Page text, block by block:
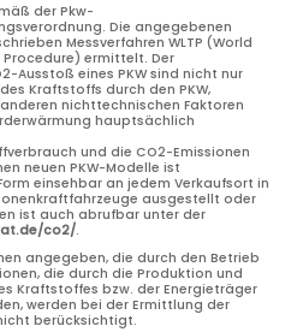
der Pkw-
Die angegebenen
Messverfahren WLTP (World
ermittelt. Der
Ausstoß eines PKW sind nicht nur
Kraftstoffs durch den PKW,
nichttechnischen Faktoren
hauptsächlich
und die CO2-Emissionen
neuen PKW-Modelle ist
einsehbar an jedem Verkaufsort in
ausgestellt oder
ist auch abrufbar unter der
co2/.
angegeben, die durch den Betrieb
die durch die Produktion und
Kraftstoffes bzw. der Energieträger
werden bei der Ermittlung der
berücksichtigt.